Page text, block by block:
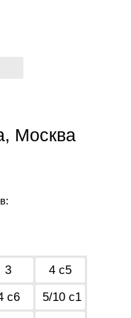
Москва
3
4 с5
с6
5/10 с1